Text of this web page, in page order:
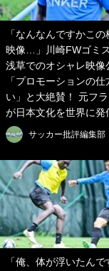
「なんなんですかこ
映像…」川崎FWゴミ
浅草でのオシャレ映像
「プロモーションの
い」と大絶賛！ 元フ
が日本文化を世界に発
サッカー批評編集部
「俺、体が浮いたん